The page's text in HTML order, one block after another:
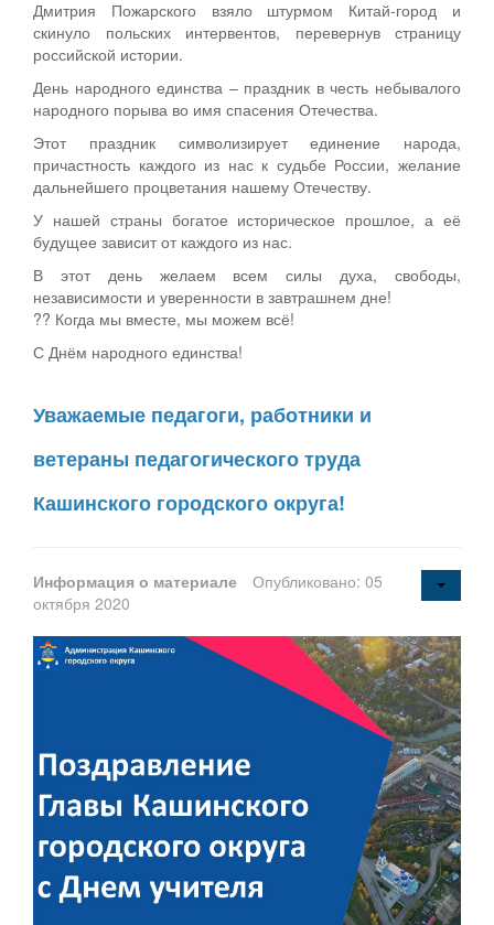
Дмитрия Пожарского взяло штурмом Китай-город и
скинуло польских интервентов, перевернув страницу
российской истории.
День народного единства – праздник в честь небывалого
народного порыва во имя спасения Отечества.
Этот праздник символизирует единение народа,
причастность каждого из нас к судьбе России, желание
дальнейшего процветания нашему Отечеству.
У нашей страны богатое историческое прошлое, а её
будущее зависит от каждого из нас.
В этот день желаем всем силы духа, свободы,
независимости и уверенности в завтрашнем дне!
?? Когда мы вместе, мы можем всё!
С Днём народного единства!
Уважаемые педагоги, работники и
ветераны педагогического труда
Кашинского городского округа!
Информация о материале
Опубликовано: 05
октября 2020